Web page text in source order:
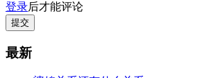
登录后才能评论
提交
最新